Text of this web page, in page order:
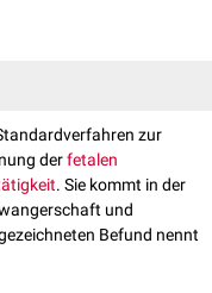
zur
derfetalen
. Sie kommt in der
und
Befund nennt